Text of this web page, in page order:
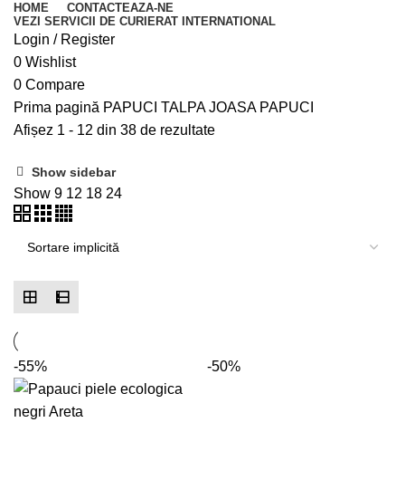
HOME
CONTACTEAZA-NE
VEZI SERVICII DE CURIERAT INTERNATIONAL
Login / Register
0 Wishlist
0 Compare
Prima pagină PAPUCI TALPA JOASA PAPUCI
Afișez 1 - 12 din 38 de rezultate
Show sidebar
Show 9 12 18 24
-55% -50%